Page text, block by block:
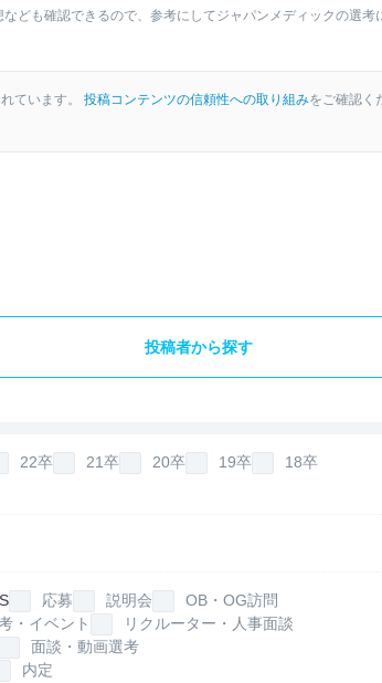
ども確認できるので、参考にしてジャパンメディックの選考
ています。 投稿コンテンツの信頼性への取り組みをご確認く
投稿者から探す
22卒 21卒 20卒 19卒
18卒
応募 説明会
OB・OG訪問
・イベント
リクルーター・人事面談
面談・動画選考
内定